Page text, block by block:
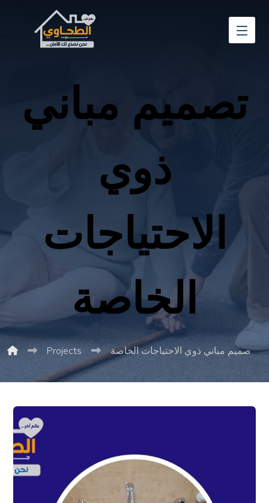
تصميم مباني
ذوي
الاحتياجات
الخاصة
Projects تصميم مباني ذوي الاحتياجات الخاصة